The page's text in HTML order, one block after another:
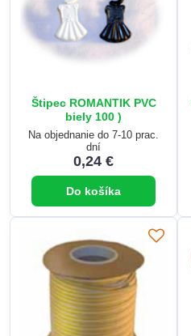
Štipec ROMANTIK PVC
biely 100 )
Na objednanie do 7-10 prac.
dní
0,24 €
Do košíka